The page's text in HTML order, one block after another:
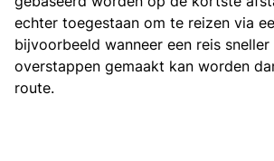
echter toegestaan om te reizen via
bijvoorbeeld wanneer een reis
overstappen gemaakt kan worden
route.